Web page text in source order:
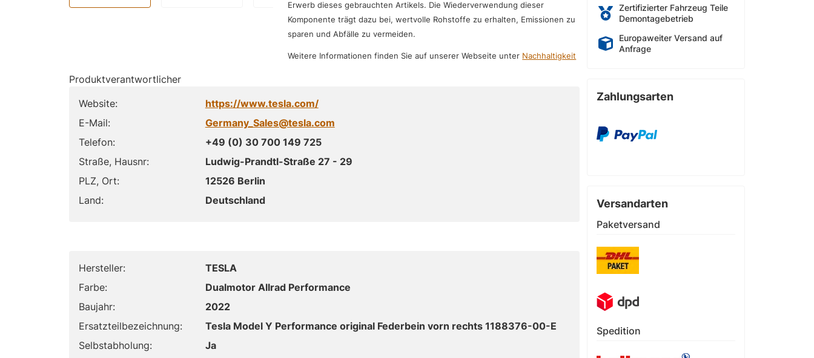
Erwerb dieses gebrauchten Artikels. Die Wiederverwendung dieser
Komponente trägt dazu bei, wertvolle Rohstoffe zu erhalten, Emissionen zu
sparen und Abfälle zu vermeiden.
Weitere Informationen finden Sie auf unserer Webseite unter Nachhaltigkeit
Produktverantwortlicher
Website:
https://www.tesla.com/
E-Mail:
Germany_Sales@tesla.com
Telefon:
+49 (0) 30 700 149 725
Straße, Hausnr:
Ludwig-Prandtl-Straße 27 - 29
PLZ, Ort:
12526 Berlin
Land:
Deutschland
Hersteller:
TESLA
Farbe:
Dualmotor Allrad Performance
Baujahr:
2022
Ersatzteilbezeichnung:
Tesla Model Y Performance original Federbein vorn rechts 1188376-00-E
Selbstabholung:
Ja
Zertifizierter Fahrzeug Teile
Demontagebetrieb
Europaweiter Versand auf
Anfrage
Zahlungsarten
Versandarten
Paketversand
Spedition